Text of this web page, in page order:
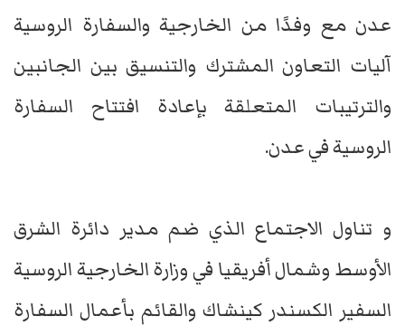
عدن مع وفدًا من الخارجية والسفارة الروسية
آليات التعاون المشترك والتنسيق بين الجانبين
والترتيبات المتعلقة بإعادة افتتاح السفارة
الروسية في عدن.
و تناول الاجتماع الذي ضم مدير دائرة الشرق
الأوسط وشمال أفريقيا في وزارة الخارجية الروسية
السفير الكسندر كينشاك والقائم بأعمال السفارة